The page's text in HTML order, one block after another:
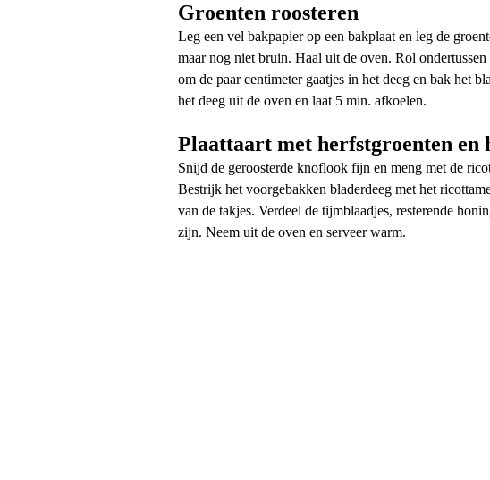
Groenten roosteren
Leg een vel bakpapier op een bakplaat en leg de
maar nog niet bruin. Haal uit de oven. Rol
om de paar centimeter gaatjes in het deeg en bak het
het deeg uit de oven en laat 5 min. afkoelen.
Plaattaart met herfstgroenten en
Snijd de geroosterde knoflook fijn en meng met de
Bestrijk het voorgebakken bladerdeeg met het
van de takjes. Verdeel de tijmblaadjes, resterende
zijn. Neem uit de oven en serveer warm.